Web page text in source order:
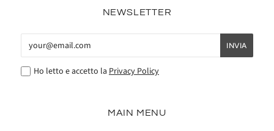
NEWSLETTER
Ho letto e accetto la Privacy Policy
MAIN MENU